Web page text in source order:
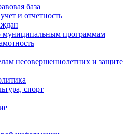
база
и отчетность
муниципальным программам
несовершеннолетних и защите
спорт